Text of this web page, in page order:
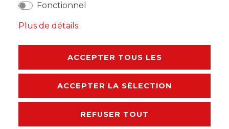
RESPONSABLE DE L'UE
Les timbres illustrent de grands évènements d'un
Fonctionnel
Plus de détails
ACCEPTER TOUS LES
ACCEPTER LA SÉLECTION
REFUSER TOUT